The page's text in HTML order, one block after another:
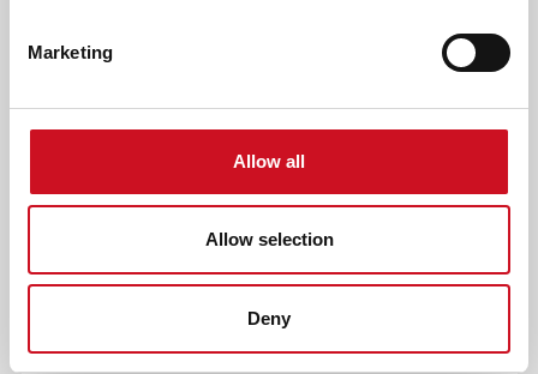
Marketing
Allow all
Allow selection
Deny
VERA KNAPEN: ‘MET ONZE KENNIS EN
ERVARING IN HUIS MAKEN WE HET
VERSCHIL VOOR BEWONERS’